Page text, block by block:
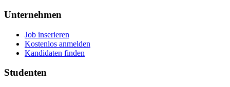
Unternehmen
Job inserieren
Kostenlos anmelden
Kandidaten finden
Studenten